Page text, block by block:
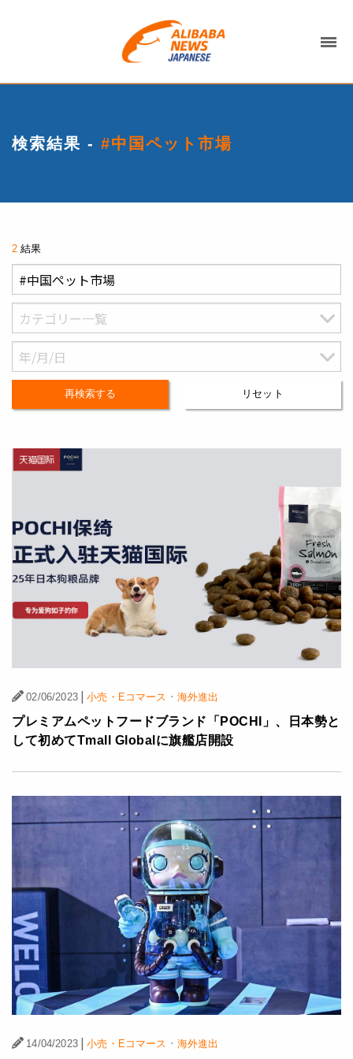
検索結果 - #中国ペット市場
2結果
再検索する リセット
02/06/2023 | 小売・Eコマース · 海外進出
プレミアムペットフードブランド「POCHI」、日本勢と
して初めてTmall Globalに旗艦店開設
14/04/2023 | 小売・Eコマース · 海外進出